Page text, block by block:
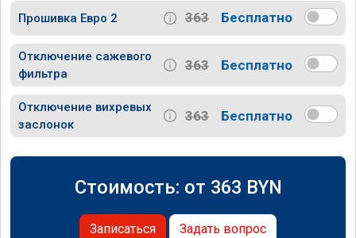
Прошивка Евро 2 363 Бесплатно
Отключение сажевого
фильтра
363 Бесплатно
Отключение вихревых
заслонок
363 Бесплатно
Стоимость: от 363 BYN
Записаться Задать вопрос